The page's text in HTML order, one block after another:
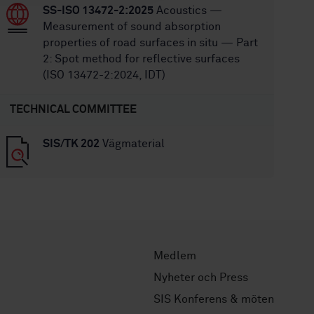
SS-ISO 13472-2:2025 Acoustics —
Measurement of sound absorption
properties of road surfaces in situ — Part
2: Spot method for reflective surfaces
(ISO 13472-2:2024, IDT)
TECHNICAL COMMITTEE
SIS/TK 202 Vägmaterial
Medlem
Nyheter och Press
SIS Konferens & möten